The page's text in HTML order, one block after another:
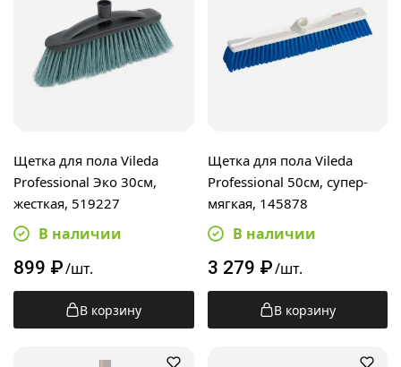
Щетка для пола Vileda
Professional Эко 30см,
жесткая, 519227
В наличии
899 ₽/шт.
В корзину
Щетка для пола Vileda
Professional 50см, супер-
мягкая, 145878
В наличии
3 279 ₽/шт.
В корзину